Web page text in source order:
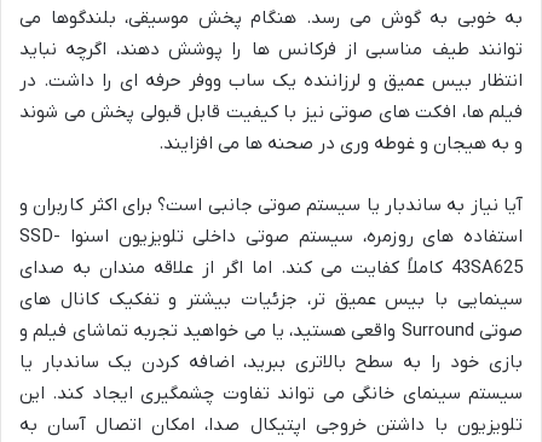
به خوبی به گوش می رسد. هنگام پخش موسیقی، بلندگوها می
توانند طیف مناسبی از فرکانس ها را پوشش دهند، اگرچه نباید
انتظار بیس عمیق و لرزاننده یک ساب ووفر حرفه ای را داشت. در
فیلم ها، افکت های صوتی نیز با کیفیت قابل قبولی پخش می شوند
و به هیجان و غوطه وری در صحنه ها می افزایند.
آیا نیاز به ساندبار یا سیستم صوتی جانبی است؟ برای اکثر کاربران و
استفاده های روزمره، سیستم صوتی داخلی تلویزیون اسنوا SSD-
43SA625 کاملاً کفایت می کند. اما اگر از علاقه مندان به صدای
سینمایی با بیس عمیق تر، جزئیات بیشتر و تفکیک کانال های
صوتی Surround واقعی هستید، یا می خواهید تجربه تماشای فیلم و
بازی خود را به سطح بالاتری ببرید، اضافه کردن یک ساندبار یا
سیستم سینمای خانگی می تواند تفاوت چشمگیری ایجاد کند. این
تلویزیون با داشتن خروجی اپتیکال صدا، امکان اتصال آسان به